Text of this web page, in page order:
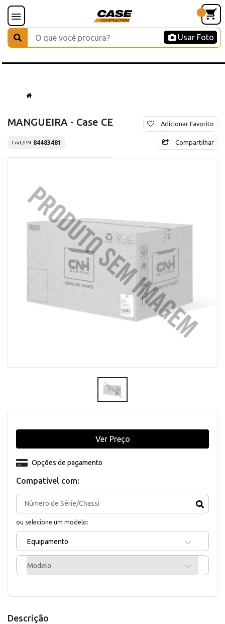
Usar Foto
MANGUEIRA - Case CE
Cód./PN 84483481
Adicionar Favorito
Compartilhar
Compativel com:
ou selecione um modelo:
Equipamento
Modelo
Opções de pagamento
Ver Preço
Descrição